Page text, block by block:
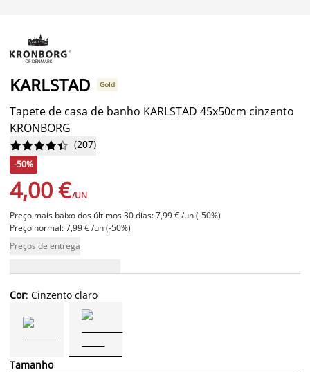
KARLSTAD Gold
Tapete de casa de banho KARLSTAD 45x50cm cinzento
KRONBORG





 (207)
-50%
4,00 €/UN
Preço mais baixo dos últimos 30 dias: 7,99 € /un (-50%)
Preço normal: 7,99 € /un (-50%)
Preços de entrega
Cor: Cinzento claro
Tamanho